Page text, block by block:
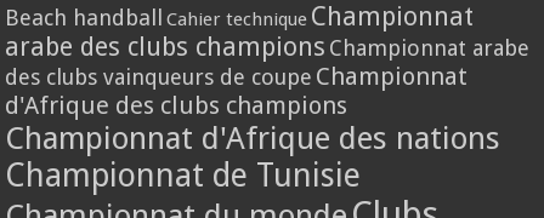
Beach handball Cahier technique Championnat
arabe des clubs champions Championnat arabe
des clubs vainqueurs de coupe Championnat
d'Afrique des clubs champions
Championnat d'Afrique des nations
Championnat de Tunisie